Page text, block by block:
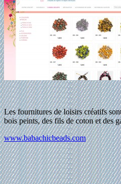
Les fournitures de loisirs créatifs
bois peints, des fils de coton et des
www.babachicbeads.com